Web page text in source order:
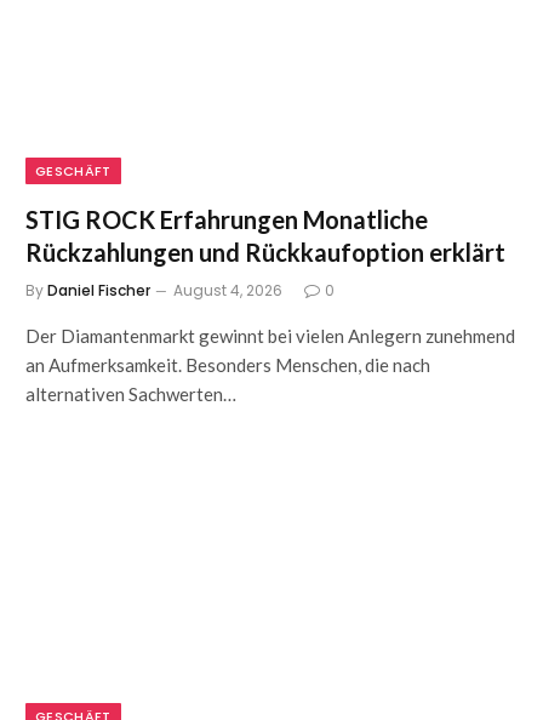
GESCHÄFT
STIG ROCK Erfahrungen Monatliche
Rückzahlungen und Rückkaufoption erklärt
ByDaniel Fischer August 4, 2026 0
Der Diamantenmarkt gewinnt bei vielen Anlegern zunehmend
an Aufmerksamkeit. Besonders Menschen, die nach
alternativen Sachwerten…
GESCHÄFT